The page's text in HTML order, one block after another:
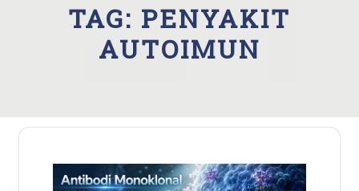
TAG: PENYAKIT
AUTOIMUN